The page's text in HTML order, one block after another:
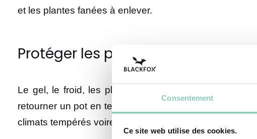
Consentement
Ce site web utilise des cookies.
et les plantes fanées à enlever.
Protéger les plantes
Le gel, le froid, les pluies et la grêle peuvent faire
retourner un pot en terre cuite sur les plantes qui ont
climats tempérés voire méditerranéens, est aussi à